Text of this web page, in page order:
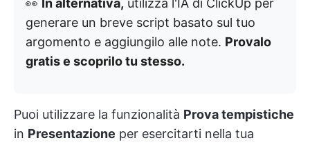
👀 In alternativa, utilizza l'IA di ClickUp per
generare un breve script basato sul tuo
argomento e aggiungilo alle note. Provalo
gratis e scoprilo tu stesso.
Puoi utilizzare la funzionalità Prova tempistiche
in Presentazione per esercitarti nella tua